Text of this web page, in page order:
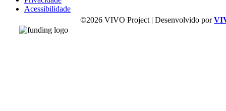
Acessibilidade
©2026 VIVO Project | Desenvolvido por